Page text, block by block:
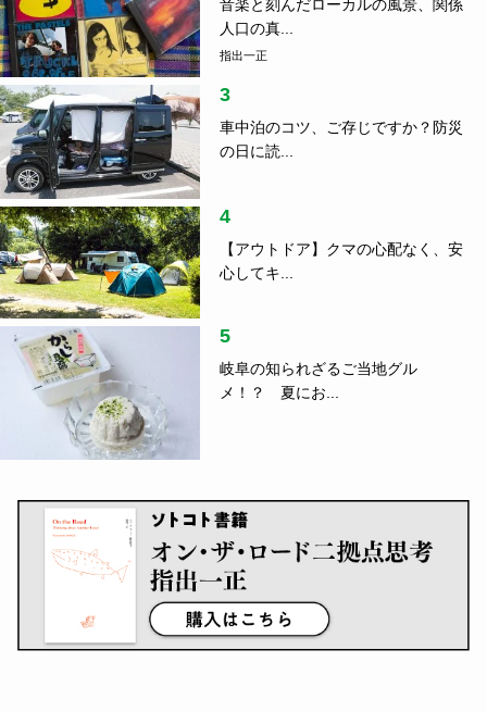
音楽と刻んだローカルの風景、関係
人口の真...
指出一正
3
車中泊のコツ、ご存じですか？防災
の日に読...
4
【アウトドア】クマの心配なく、安
心してキ...
5
岐阜の知られざるご当地グル
メ！？ 夏にお...